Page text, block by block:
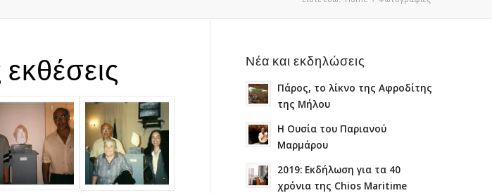
Νέα και εκδηλώσεις
Πάρος, το λίκνο της Αφροδίτης
της Μήλου
Η Ουσία του Παριανού
Μαρμάρου
2019: Εκδήλωση για τα 40
χρόνια της Chios Maritime